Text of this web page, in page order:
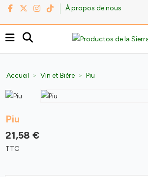
À propos de nous
Accueil Vin et Bière Piu
Piu
21,58 €
TTC